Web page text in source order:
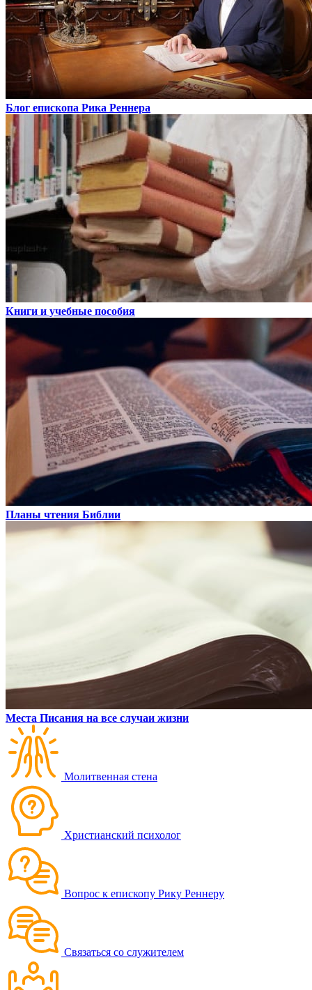
Блог епископа Рика Реннера
Книги и учебные пособия
Планы чтения Библии
Места Писания на все случаи жизни
Молитвенная стена
Христианский психолог
Вопрос к епископу Рику Реннеру
Связаться со служителем